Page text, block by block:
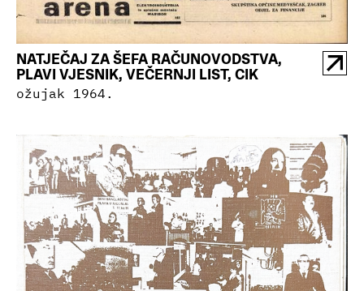
NATJEČAJ ZA ŠEFA RAČUNOVODSTVA,
PLAVI VJESNIK, VEČERNJI LIST, CIK
ožujak 1964.